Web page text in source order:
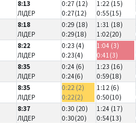
8:13
ЛІДЕР
0:27 (12)
0:27(12)
1:22 (15)
0:55(15)
8:18
ЛІДЕР
0:29 (18)
0:29(18)
1:31 (18)
1:02(20)
8:22
ЛІДЕР
0:23 (4)
0:23(4)
1:04 (3)
0:41(3)
8:35
ЛІДЕР
0:24 (6)
0:24(6)
1:23 (16)
0:59(18)
8:35
ЛІДЕР
0:22 (2)
0:22(2)
1:12 (6)
0:50(10)
8:37
ЛІДЕР
0:30 (20)
0:30(20)
1:24 (17)
0:54(13)